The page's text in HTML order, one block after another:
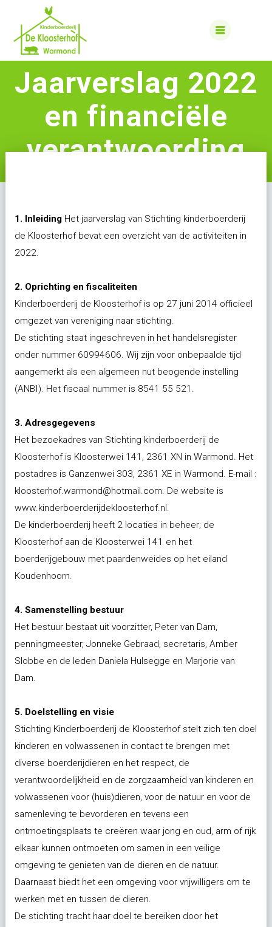
Jaarverslag 2022
en financiële
verantwoording
1. Inleiding Het jaarverslag van Stichting kinderboerderij
de Kloosterhof bevat een overzicht van de activiteiten in
2022.
2. Oprichting en fiscaliteiten
Kinderboerderij de Kloosterhof is op 27 juni 2014 officieel
omgezet van vereniging naar stichting.
De stichting staat ingeschreven in het handelsregister
onder nummer 60994606. Wij zijn voor onbepaalde tijd
aangemerkt als een algemeen nut beogende instelling
(ANBI). Het fiscaal nummer is 8541 55 521.
3. Adresgegevens
Het bezoekadres van Stichting kinderboerderij de
Kloosterhof is Kloosterwei 141, 2361 XN in Warmond. Het
postadres is Ganzenwei 303, 2361 XE in Warmond. E-mail :
kloosterhof.warmond@hotmail.com. De website is
www.kinderboerderijdekloosterhof.nl.
De kinderboerderij heeft 2 locaties in beheer; de
Kloosterhof aan de Kloosterwei 141 en het
boerderijgebouw met paardenweides op het eiland
Koudenhoorn.
4. Samenstelling bestuur
Het bestuur bestaat uit voorzitter, Peter van Dam,
penningmeester, Jonneke Gebraad, secretaris, Amber
Slobbe en de leden Daniela Hulsegge en Marjorie van
Dam.
5. Doelstelling en visie
Stichting Kinderboerderij de Kloosterhof stelt zich ten doel
kinderen en volwassenen in contact te brengen met
diverse boerderijdieren en het respect, de
verantwoordelijkheid en de zorgzaamheid van kinderen en
volwassenen voor (huis)dieren, voor de natuur en voor de
samenleving te bevorderen en tevens een
ontmoetingsplaats te creëren waar jong en oud, arm of rijk
elkaar kunnen ontmoeten om samen in een veilige
omgeving te genieten van de dieren en de natuur.
Daarnaast biedt het een omgeving voor vrijwilligers om te
werken met en tussen de dieren.
De stichting tracht haar doel te bereiken door het